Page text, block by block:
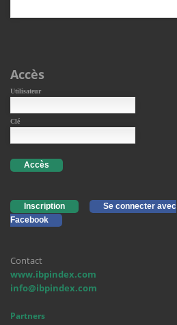
Accès
Utilisateur
Clé
Accès
Inscription
Se connecter avec
Facebook
Contact
www.ibpindex.com
info@ibpindex.com
Partners